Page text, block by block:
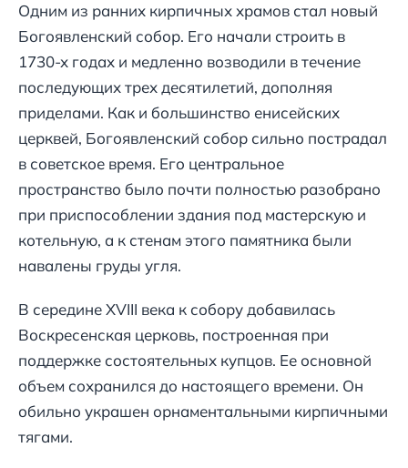
Одним из ранних кирпичных храмов стал новый
Богоявленский собор. Его начали строить в
1730-х годах и медленно возводили в течение
последующих трех десятилетий, дополняя
приделами. Как и большинство енисейских
церквей, Богоявленский собор сильно пострадал
в советское время. Его центральное
пространство было почти полностью разобрано
при приспособлении здания под мастерскую и
котельную, а к стенам этого памятника были
навалены груды угля.
В середине XVIII века к собору добавилась
Воскресенская церковь, построенная при
поддержке состоятельных купцов. Ее основной
объем сохранился до настоящего времени. Он
обильно украшен орнаментальными кирпичными
тягами.